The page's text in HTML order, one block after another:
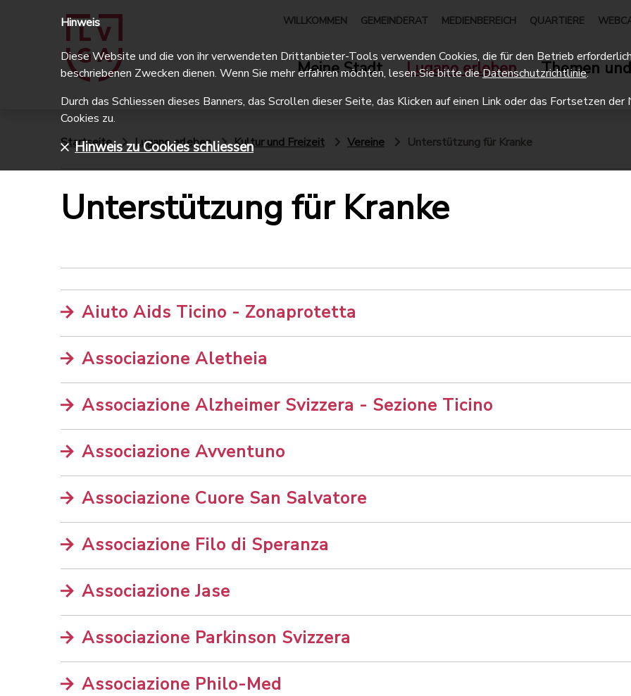
WILLKOMMEN GEMEINDERAT MEDIENBEREICH QUARTIERE
Meine Stadt Lugano erleben Themen
Startseite Lugano erleben Kultur und Freizeit Vereine Unterstützung für Kranke
Unterstützung für Kranke
Aiuto Aids Ticino - Zonaprotetta
Associazione Aletheia
Associazione Alzheimer Svizzera - Sezione Ticino
Associazione Avventuno
Associazione Cuore San Salvatore
Associazione Filo di Speranza
Associazione Jase
Associazione Parkinson Svizzera
Associazione Philo-Med
Hinweis
Diese Website und die von ihr verwendeten Drittanbieter-Tools verwenden Cookies, die für den Betrieb
beschriebenen Zwecken dienen. Wenn Sie mehr erfahren möchten, lesen Sie bitte dieDatenschutzrichtlinie.
Durch das Schliessen dieses Banners, das Scrollen dieser Seite, das Klicken auf einen Link oder das Fortsetzen
Cookies zu.
Hinweis zu Cookies schliessen